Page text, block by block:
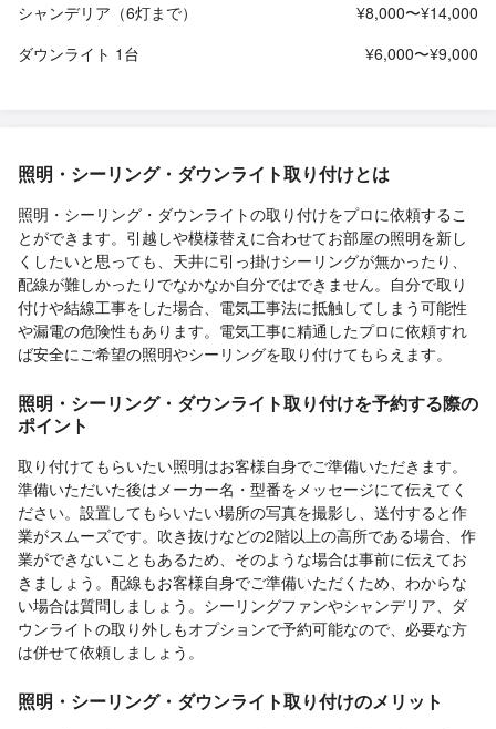
シャンデリア（6灯まで）
¥8,000〜¥14,000
ダウンライト 1台
¥6,000〜¥9,000
照明・シーリング・ダウンライト取り付けとは
照明・シーリング・ダウンライトの取り付けをプロに依頼するこ
とができます。引越しや模様替えに合わせてお部屋の照明を新し
くしたいと思っても、天井に引っ掛けシーリングが無かったり、
配線が難しかったりでなかなか自分ではできません。自分で取り
付けや結線工事をした場合、電気工事法に抵触してしまう可能性
や漏電の危険性もあります。電気工事に精通したプロに依頼すれ
ば安全にご希望の照明やシーリングを取り付けてもらえます。
照明・シーリング・ダウンライト取り付けを予約する際の
ポイント
取り付けてもらいたい照明はお客様自身でご準備いただきます。
準備いただいた後はメーカー名・型番をメッセージにて伝えてく
ださい。設置してもらいたい場所の写真を撮影し、送付すると作
業がスムーズです。吹き抜けなどの2階以上の高所である場合、作
業ができないこともあるため、そのような場合は事前に伝えてお
きましょう。配線もお客様自身でご準備いただくため、わからな
い場合は質問しましょう。シーリングファンやシャンデリア、ダ
ウンライトの取り外しもオプションで予約可能なので、必要な方
は併せて依頼しましょう。
照明・シーリング・ダウンライト取り付けのメリット